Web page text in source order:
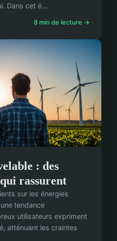
Dans cet é...
8 min de lecture →
: des
rassurent
sur les énergies
tendance
utilisateurs expriment
atténuant les craintes